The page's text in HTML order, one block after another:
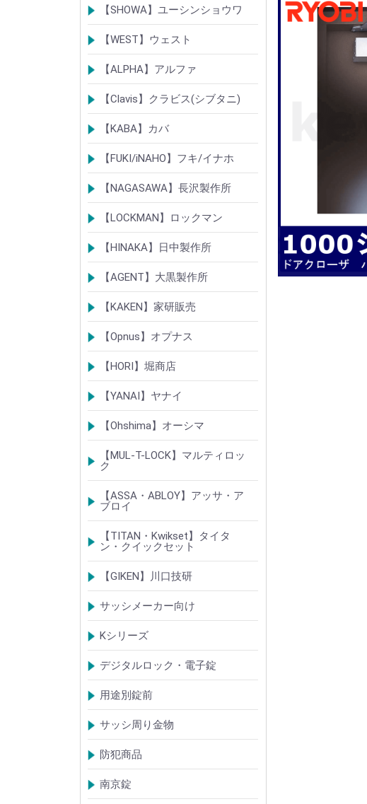
シリンダー
錠
錠前部品
その他
【SHOWA】ユーシンショウワ
シリンダー
錠
その他
【WEST】ウェスト
シリンダー
錠
その他
【ALPHA】アルファ
シリンダー
錠
南京錠
【Clavis】クラビス(シブタニ)
シリンダー
錠
【KABA】カバ
シリンダー
錠・ロック製品
【FUKI/iNAHO】フキ/イナホ
TIERKEYシリンダー
ロック製品
【NAGASAWA】長沢製作所
シリンダー
古代・古代ネオ装飾錠
KEYLEX/キーレックス
レバーハンドルシリーズ
【LOCKMAN】ロックマン
メガクロスSPシリンダー
デジタルロック
【HINAKA】日中製作所
SEPA/HDSシリンダー
SEPA・AGE・GIAロック製品
【AGENT】大黒製作所
LSシリンダー
錠・ロック製品
【KAKEN】家研販売
ベルウェーブキー
ロック製品
【Opnus】オプナス
シリンダー
ロック製品
【HORI】堀商店
シリンダー
錠・ロック製品
【YANAI】ヤナイ
Rシリーズシリンダー
ロック製品
【Ohshima】オーシマ
シリンダー
錠・ロック製品
【MUL-T-LOCK】マルティロッ
ク
シリンダー
南京錠
【ASSA・ABLOY】アッサ・ア
ブロイ
シリンダー
ロック製品
【TITAN・Kwikset】タイタ
ン・クイックセット
シリンダー
錠
【GIKEN】川口技研
錠ケース/ラッチング
室内錠シリーズ
サッシメーカー向け
TOSTEMトステム(LIXILリクシル)
新日軽
三協(立山)アルミ
YKK
ミサワホーム
セキスイ
YAMAHA
ダイワハウス
松下電工・ナショナル住宅
不二サッシ
その他
Kシリーズ
【KH】アルミサッシ用引戸錠
【M】ミワ特殊錠
【G】ゴール特殊錠
【S】ショウワ特殊錠
【R】各社特殊錠
【MCY】ミワ取替用シリンダー
【GCY】ゴール取替用シリンダー
【SCY】ショウワ取替用シリンダー
【WCY】ウェスト取替用シリンダー
【ACY】アルファ取替用シリンダー
【KCY】コダイ取替用シリンダー
【KC】クレセントシリーズ
その他Kシリーズ
デジタルロック・電子錠
扉加工あり
扉加工なし(軽微な加工)
ICキー・タグ・カード
用途別錠前
アルミサッシ玄関引戸・引違戸錠
サムラッチ錠
浴室錠
補助錠
エンジンドア錠・ガラス扉錠
ケースハンドル錠
インダストリアルロック・カムロッ
ク
サッシ周り金物
ドアガード
ドアチェーン
クレセント錠
丁番
フランス落とし
ドアクローザ
防犯商品
防犯簡易錠
防犯サムターン
ガードプレート・Lフロント
その他
南京錠